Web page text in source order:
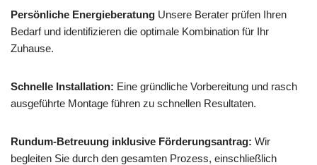
Persönliche Energieberatung Unsere Berater prüfen Ihren
Bedarf und identifizieren die optimale Kombination für Ihr
Zuhause.
Schnelle Installation: Eine gründliche Vorbereitung und rasch
ausgeführte Montage führen zu schnellen Resultaten.
Rundum-Betreuung inklusive Förderungsantrag: Wir
begleiten Sie durch den gesamten Prozess, einschließlich